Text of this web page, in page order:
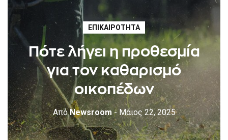
ΕΠΙΚΑΙΡΌΤΗΤΑ
Πότε λήγει η προθεσμία
για τον καθαρισμό
οικοπέδων
ΑπόNewsroom - Μάιος 22, 2025